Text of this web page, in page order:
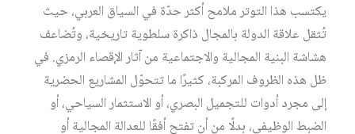
يكتسب هذا التوتر ملامح أكثر حدّة في السياق العربي، حيث
تُثقل علاقة الدولة بالمجال ذاكرة سلطوية تاريخية، وتُضاعف
هشاشة البنية المجالية والاجتماعية من آثار الإقصاء الرمزي. في
ظل هذه الظروف المركبة، كثيرًا ما تتحوّل المشاريع الحضرية
إلى مجرد أدوات للتجميل البصري، أو الاستثمار السياحي، أو
الضبط الوظيفي، بدلًا من أن تفتح أفقًا للعدالة المجالية أو